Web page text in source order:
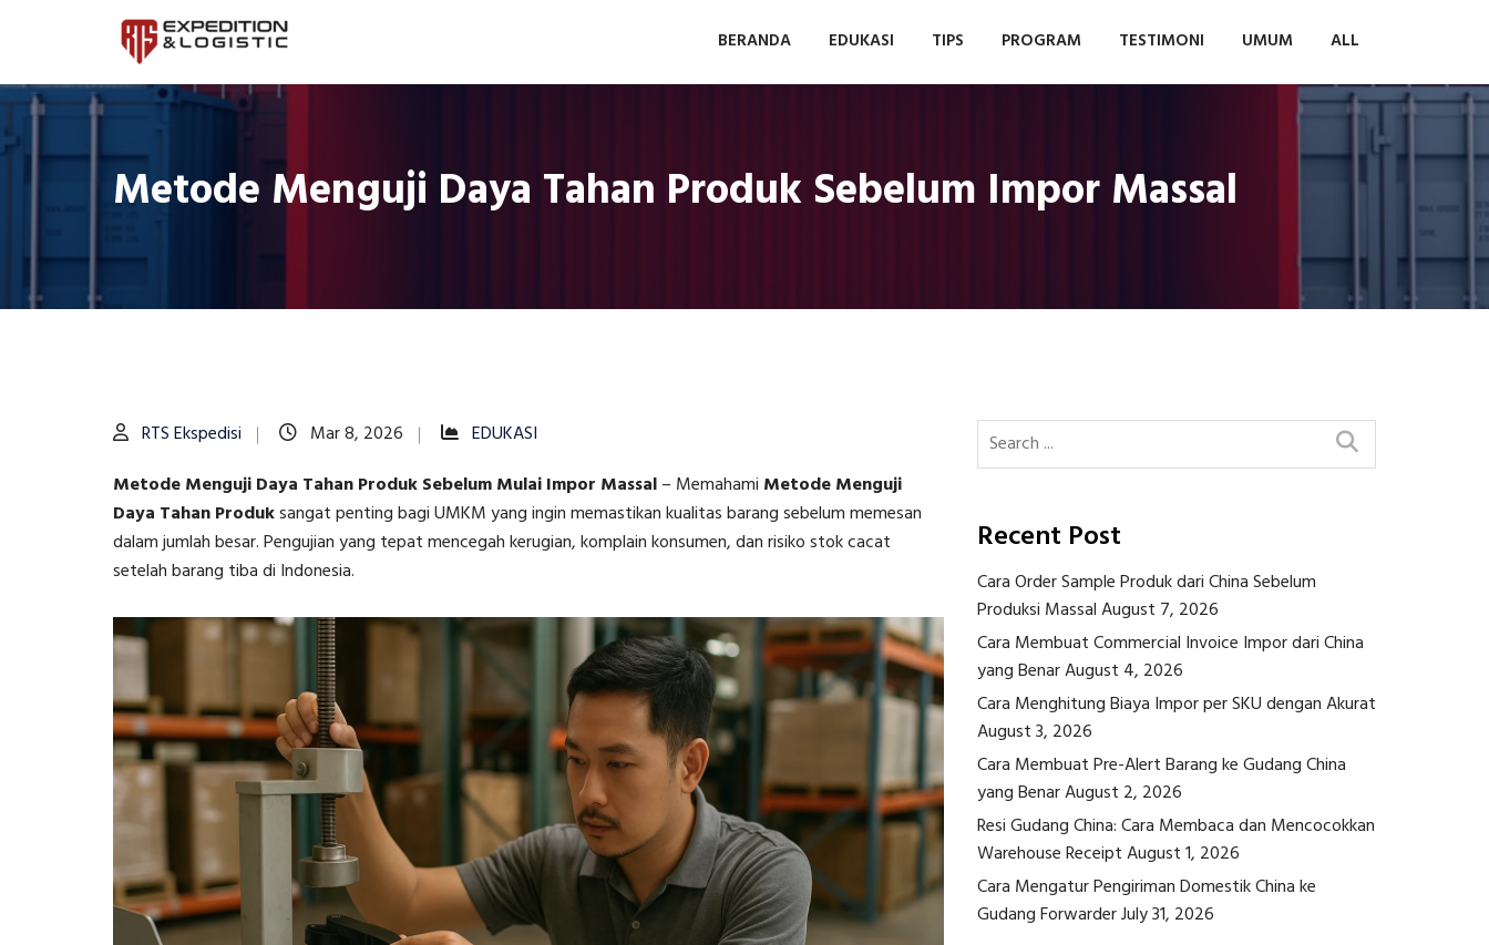
BERANDA EDUKASI TIPS PROGRAM TESTIMONI UMUM ALL
Metode Menguji Daya Tahan Produk Sebelum Impor Massal
RTS Ekspedisi Mar 8, 2026
EDUKASI
Metode Menguji Daya Tahan Produk Sebelum Mulai Impor Massal– Memahami Metode Menguji
Daya Tahan Produksangat penting bagi UMKM yang ingin memastikan kualitas barang sebelum memesan
dalam jumlah besar. Pengujian yang tepat mencegah kerugian, komplain konsumen, dan risiko stok cacat
setelah barang tiba di Indonesia.
Recent Post
Cara Order Sample Produk dari China Sebelum
Produksi MassalAugust 7, 2026
Cara Membuat Commercial Invoice Impor dari China
yang BenarAugust 4, 2026
Cara Menghitung Biaya Impor per SKU dengan Akurat
August 3, 2026
Cara Membuat Pre-Alert Barang ke Gudang China
yang BenarAugust 2, 2026
Resi Gudang China: Cara Membaca dan Mencocokkan
Warehouse ReceiptAugust 1, 2026
Cara Mengatur Pengiriman Domestik China ke
Gudang ForwarderJuly 31, 2026